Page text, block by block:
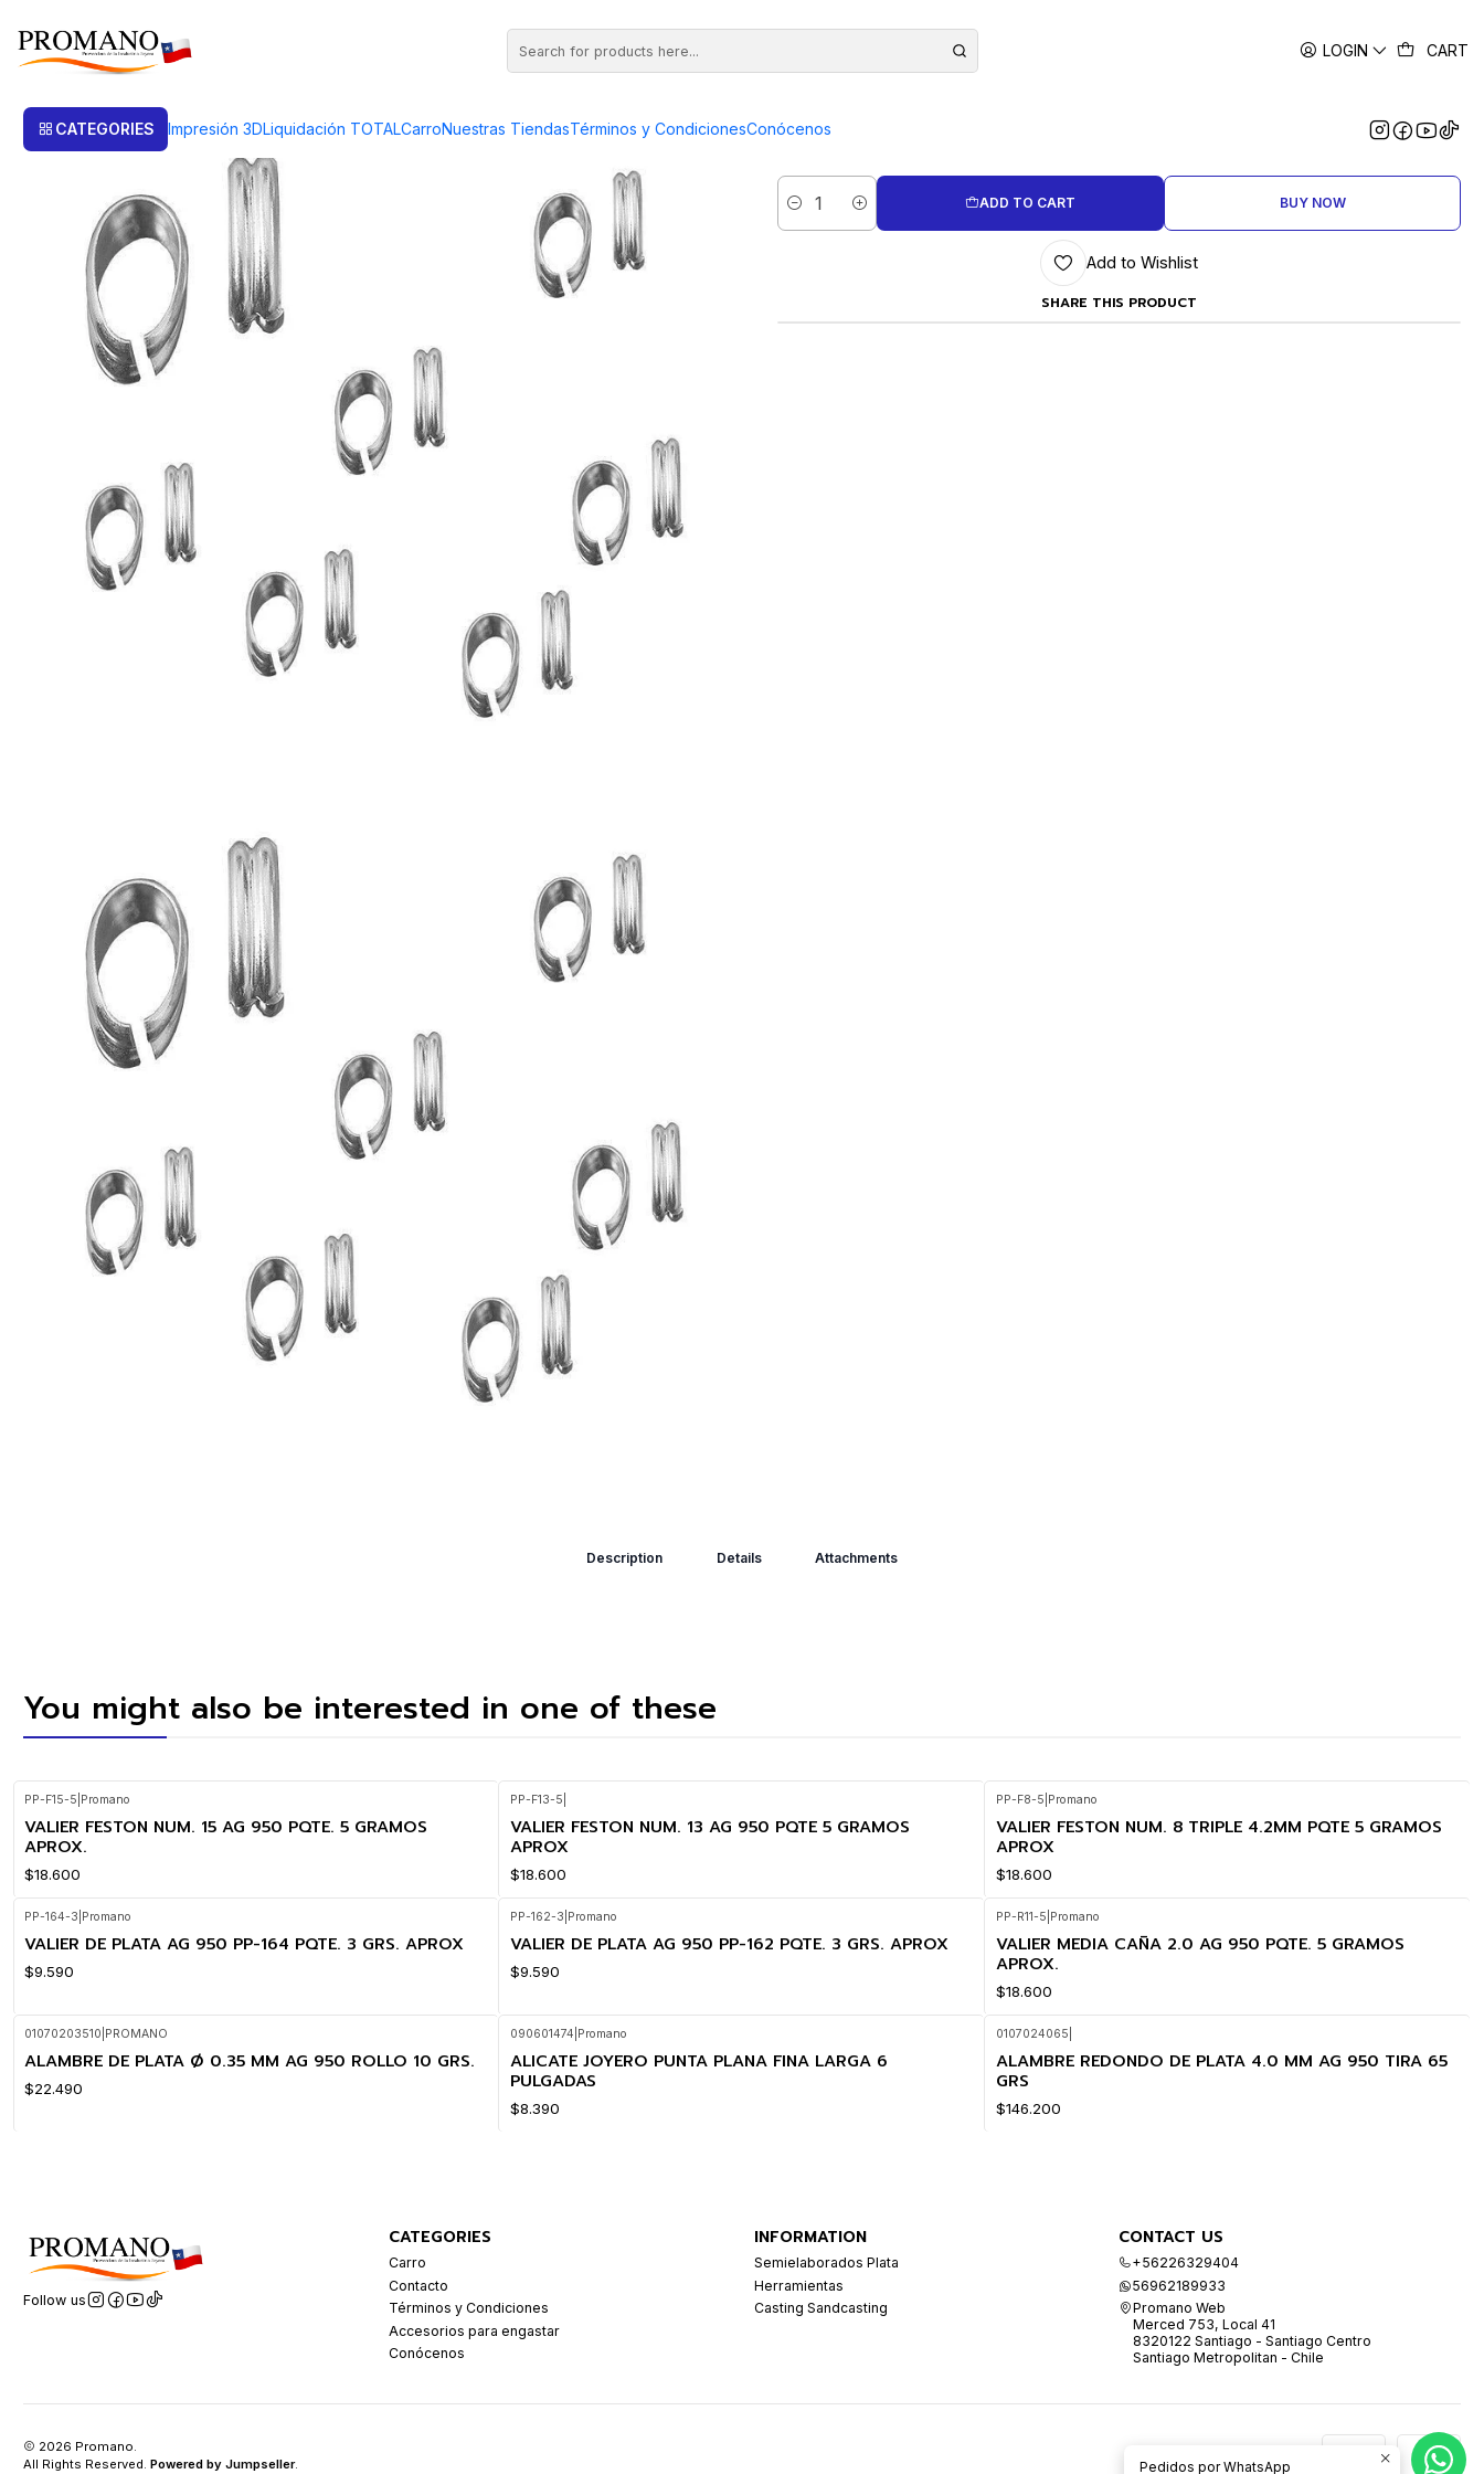
LOGIN CART
CATEGORIES Impresión 3DLiquidación TOTALCarroNuestras TiendasTérminos y CondicionesConócenosVALIER FESTON Num. 14 AG 950 PQTE 5
Quantity
ADD TO CART BUY NOW
Add to Wishlist
SHARE THIS PRODUCT
Description Details Attachments
You might also be interested in one of these
PP-F15-5 Promano
VALIER FESTON NUM. 15 AG 950 PQTE. 5 GRAMOS
APROX.
$18.600
PP-F13-5
VALIER FESTON NUM. 13 AG 950 PQTE 5 GRAMOS
APROX
$18.600
PP-F8-5 Promano
VALIER FESTON NUM. 8 TRIPLE 4.2MM PQTE 5 GRAMOS
APROX
$18.600
PP-164-3 Promano
VALIER DE PLATA AG 950 PP-164 PQTE. 3 GRS. APROX
$9.590
PP-162-3 Promano
VALIER DE PLATA AG 950 PP-162 PQTE. 3 GRS. APROX
$9.590
PP-R11-5 Promano
VALIER MEDIA CAÑA 2.0 AG 950 PQTE. 5 GRAMOS
APROX.
$18.600
01070203510 PROMANO
ALAMBRE DE PLATA Ø 0.35 MM AG 950 ROLLO 10 GRS.
$22.490
090601474 Promano
ALICATE JOYERO PUNTA PLANA FINA LARGA 6
PULGADAS
$8.390
0107024065
ALAMBRE REDONDO DE PLATA 4.0 MM AG 950 TIRA 65
GRS
$146.200
Follow us
CATEGORIES
Carro
Contacto
Términos y Condiciones
Accesorios para engastar
Conócenos
INFORMATION
Semielaborados Plata
Herramientas
Casting Sandcasting
CONTACT US
+56226329404
56962189933
Promano Web
Merced 753, Local 41
8320122 Santiago - Santiago Centro
Santiago Metropolitan - Chile
2026 Promano.
All Rights Reserved. Powered by Jumpseller. Pedidos por WhatsApp